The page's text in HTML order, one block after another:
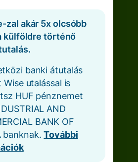
zal akár 5x olcsóbb
külföldre történő
banki átutalás
Wise utalással is
HUF pénznemet
AND
BANK OF
banknak.További